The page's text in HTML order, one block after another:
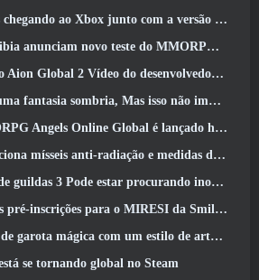
ao Xbox junto com a versão 3.5 Atualizar
teste do MMORPG de zumbis da velha escola, Persistir on-line
Vídeo do desenvolvedor, Compartilhando detalhes sobre o jogo
sombria, Mas isso não impede a diversão do verão
Angels Online Global é lançado hoje
e medidas de suporte eletrônico na atualização da cavalaria pesada
3 Pode estar procurando inovar no espaço MMO
para o MIRESI da Smilegate: Futuro Invisível
um estilo de arte inspirado em anime dos anos 90 em desenvolvimento
se tornando global no Steam